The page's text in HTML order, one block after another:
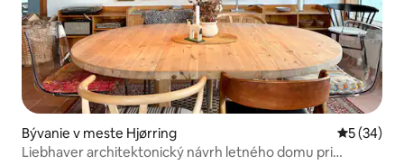
Bývanie v meste Hjørring
5 (34)
Liebhaver architektonický návrh letného domu pri